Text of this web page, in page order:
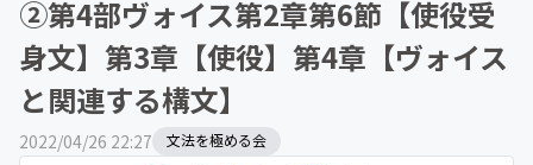
②第4部ヴォイス第2章第6節【使役受
身文】第3章【使役】第4章【ヴォイス
と関連する構文】
2022/04/26 22:27 文法を極める会